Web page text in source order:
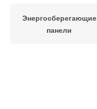
Энергосберегающие
панели